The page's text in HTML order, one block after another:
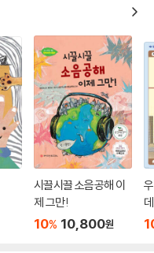
시끌시끌 소음공해 이
제 그만!
10% 10,800원